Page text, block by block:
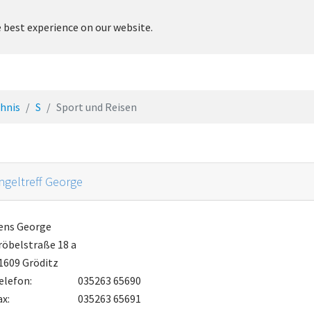
experience on our website.
S Sport und Reisen
George
George
18 a
Gröditz
035263 65690
035263 65691